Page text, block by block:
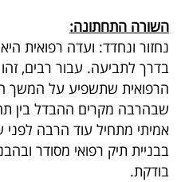
השורה התחתונה:
נחזור ונחדד: ועדה רפואית
בדרך לתביעה. עבור רבים,
הרפואית שתשפיע על המשך
שבהרבה מקרים ההבדל בין
אמיתי מתחיל עוד הרבה
בבניית תיק רפואי מסודר
בודקת.